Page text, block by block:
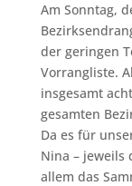
Am Sonntag,
der geringen
Vorrangliste.
insgesamt
gesamten
Da es für
Nina – jeweils
allem das